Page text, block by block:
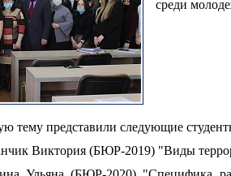
среди
тему представили следующие
Виктория (БЮР-2019) "Виды